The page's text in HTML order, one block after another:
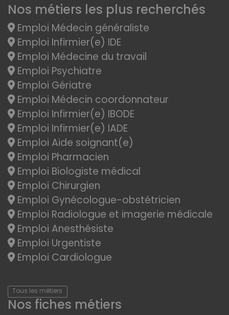
Nos métiers les plus recherchés
Emploi Médecin généraliste
Emploi Infirmier(e) IDE
Emploi Médecine du travail
Emploi Psychiatre
Emploi Gériatre
Emploi Médecin coordonnateur
Emploi Infirmier(e) IBODE
Emploi Infirmier(e) IADE
Emploi Aide soignant(e)
Emploi Pharmacien
Emploi Biologiste médical
Emploi Chirurgien
Emploi Gynécologue-obstétricien
Emploi Radiologue et imagerie médicale
Emploi Anesthésiste
Emploi Urgentiste
Emploi Cardiologue
Tous les métiers
Nos fiches métiers